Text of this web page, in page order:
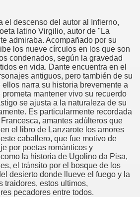
el descenso del autor al Infierno,
latino Virgilio, autor de "La
admiraba. Acompañado por su
los nueve círculos en los que son
condenados, según la gravedad
en vida. Dante encuentra en el
antiguos, pero también de su
narra su historia brevemente a
mantener vivo su recuerdo
se ajusta a la naturaleza de su
Es particularmente recordada
amantes adúlteros que
el libro de Lanzarote los amores
caballero, que fue motivo de
por poetas románticos y
la historia de Ugolino da Pisa,
el tránsito por el bosque de los
desierto donde llueve el fuego y la
traidores, estos ultimos,
pecadores entre todos.